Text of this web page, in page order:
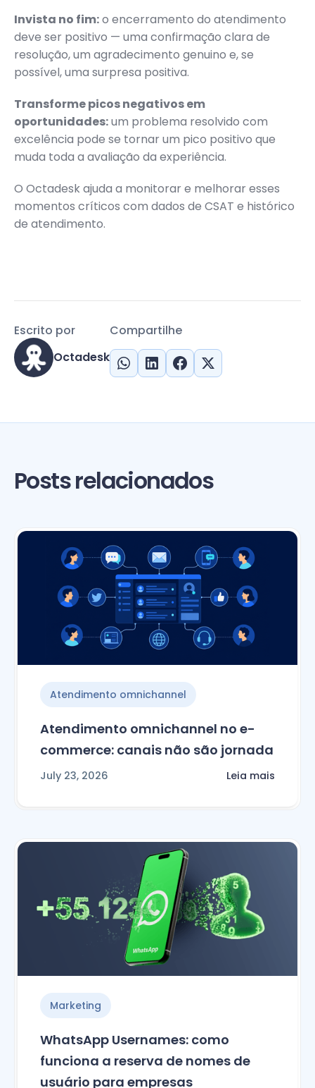
Invista no fim:o encerramento do atendimento
deve ser positivo — uma confirmação clara de
resolução, um agradecimento genuino e, se
possível, uma surpresa positiva.
Transforme picos negativos em
oportunidades:um problema resolvido com
excelência pode se tornar um pico positivo que
muda toda a avaliação da experiência.
O Octadesk ajuda a monitorar e melhorar esses
momentos críticos com dados de CSAT e histórico
de atendimento.
Compartilhe
Escrito por
Octadesk
Posts relacionados
Atendimento omnichannel
Atendimento omnichannel no e-
commerce: canais não são jornada
July 23, 2026 Leia mais
Marketing
WhatsApp Usernames: como
funciona a reserva de nomes de
usuário para empresas